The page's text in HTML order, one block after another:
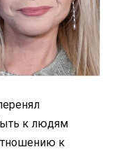
к людям
к